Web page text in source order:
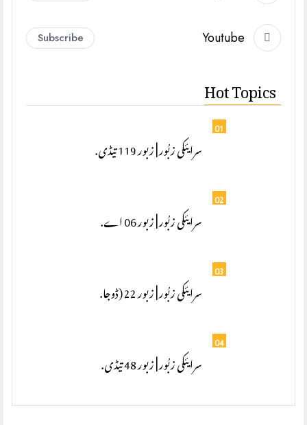
Youtube
Subscribe
Hot Topics
01
سرایئکی زبُور | زبور 119 تیڈی.
02
سرایئکی زبُور | زبور 06 اے.
03
سرایئکی زبُور | زبور 22 (ڈوجا.
04
سرایئکی زبُور | زبور 48 تیڈی.